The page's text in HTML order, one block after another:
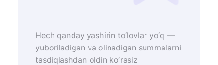
Hech qanday yashirin to‘lovlar yo‘q —
yuboriladigan va olinadigan summalarni
tasdiqlashdan oldin ko‘rasiz